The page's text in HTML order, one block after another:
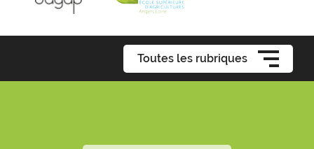
Toutes les rubriques